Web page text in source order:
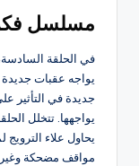
مسلسل
في الحلقة السادسة،
يواجه عقبات
جديدة في التأثير
يواجهها. تتخلل
يحاول علاء
مواقف مضحكة وغير